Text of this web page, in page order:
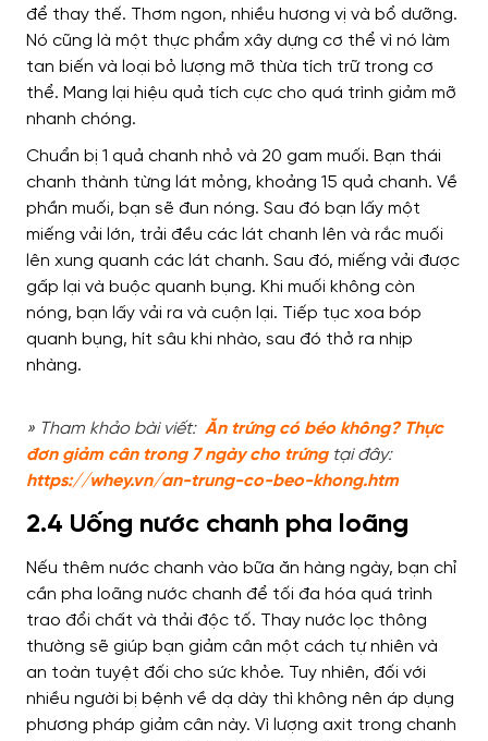
để thay thế. Thơm ngon, nhiều hương vị và bổ dưỡng.
Nó cũng là một thực phẩm xây dựng cơ thể vì nó làm
tan biến và loại bỏ lượng mỡ thừa tích trữ trong cơ
thể. Mang lại hiệu quả tích cực cho quá trình giảm mỡ
nhanh chóng.
Chuẩn bị 1 quả chanh nhỏ và 20 gam muối. Bạn thái
chanh thành từng lát mỏng, khoảng 15 quả chanh. Về
phần muối, bạn sẽ đun nóng. Sau đó bạn lấy một
miếng vải lớn, trải đều các lát chanh lên và rắc muối
lên xung quanh các lát chanh. Sau đó, miếng vải được
gấp lại và buộc quanh bụng. Khi muối không còn
nóng, bạn lấy vải ra và cuộn lại. Tiếp tục xoa bóp
quanh bụng, hít sâu khi nhào, sau đó thở ra nhịp
nhàng.
» Tham khảo bài viết: Ăn trứng có béo không? Thực
đơn giảm cân trong 7 ngày cho trứngtại đây:
https://whey.vn/an-trung-co-beo-khong.htm
2.4 Uống nước chanh pha loãng
Nếu thêm nước chanh vào bữa ăn hàng ngày, bạn chỉ
cần pha loãng nước chanh để tối đa hóa quá trình
trao đổi chất và thải độc tố. Thay nước lọc thông
thường sẽ giúp bạn giảm cân một cách tự nhiên và
an toàn tuyệt đối cho sức khỏe. Tuy nhiên, đối với
nhiều người bị bệnh về dạ dày thì không nên áp dụng
phương pháp giảm cân này. Vì lượng axit trong chanh